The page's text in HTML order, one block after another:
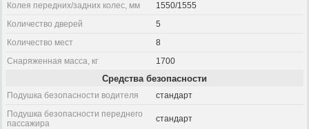
Колея передних/задних колес, мм
1550/1555
Количество дверей
5
Количество мест
8
Снаряженная масса, кг
1700
Средства безопасности
Подушка безопасности водителя
стандарт
Подушка безопасности переднего
пассажира
стандарт